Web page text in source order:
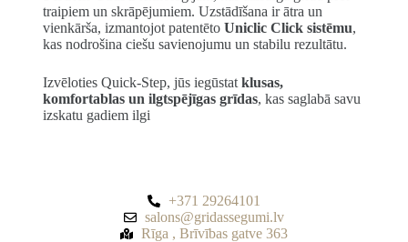
traipiem un skrāpējumiem. Uzstādīšana ir ātra un
vienkārša, izmantojot patentēto Uniclic Click sistēmu,
kas nodrošina ciešu savienojumu un stabilu rezultātu.
Izvēloties Quick-Step, jūs iegūstatklusas,
komfortablas un ilgtspējīgas grīdas, kas saglabā savu
izskatu gadiem ilgi
+371 29264101
salons@gridassegumi.lv
Rīga , Brīvības gatve 363